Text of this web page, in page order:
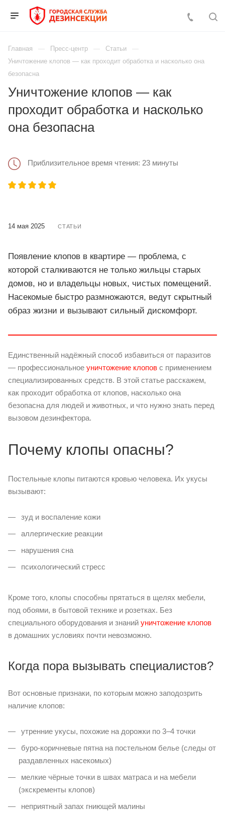
Главная Пресс-центр
Статьи
Уничтожение клопов — как проходит обработка и насколько она
безопасна
Уничтожение клопов — как
проходит обработка и насколько
она безопасна
Приблизительное время чтения: 23 минуты
14 мая 2025 СТАТЬИ
Появление клопов в квартире — проблема, с
которой сталкиваются не только жильцы старых
домов, но и владельцы новых, чистых помещений.
Насекомые быстро размножаются, ведут скрытный
образ жизни и вызывают сильный дискомфорт.
Единственный надёжный способ избавиться от паразитов
— профессиональное уничтожение клопов с применением
специализированных средств. В этой статье расскажем,
как проходит обработка от клопов, насколько она
безопасна для людей и животных, и что нужно знать перед
вызовом дезинфектора.
Почему клопы опасны?
Постельные клопы питаются кровью человека. Их укусы
вызывают:
зуд и воспаление кожи
аллергические реакции
нарушения сна
психологический стресс
Кроме того, клопы способны прятаться в щелях мебели,
под обоями, в бытовой технике и розетках. Без
специального оборудования и знаний уничтожение клопов
в домашних условиях почти невозможно.
Когда пора вызывать специалистов?
Вот основные признаки, по которым можно заподозрить
наличие клопов:
утренние укусы, похожие на дорожки по 3–4 точки
буро-коричневые пятна на постельном белье (следы от
раздавленных насекомых)
мелкие чёрные точки в швах матраса и на мебели
(экскременты клопов)
неприятный запах гниющей малины